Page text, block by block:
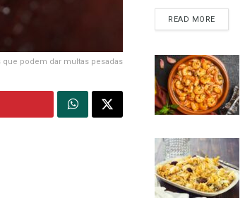
que podem dar multas pesadas
READ MOREDETAILS